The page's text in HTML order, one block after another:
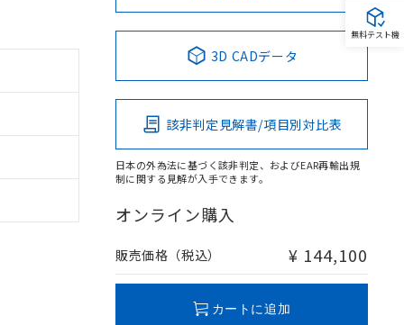
3D CADデータ
該非判定見解書/項目別対比表
日本の外為法に基づく該非判定、およびEAR再輸出規
制に関する見解が入手できます。
オンライン購入
販売価格（税込） ¥ 144,100
カートに追加
無料テスト機